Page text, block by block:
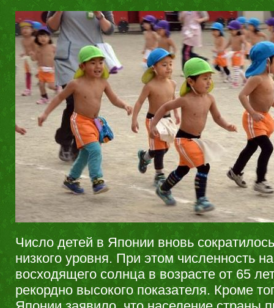
Число детей в Японии вновь
низкого уровня. При этом численность
восходящего солнца в возрасте от 65
рекордно высокого показателя. Кроме